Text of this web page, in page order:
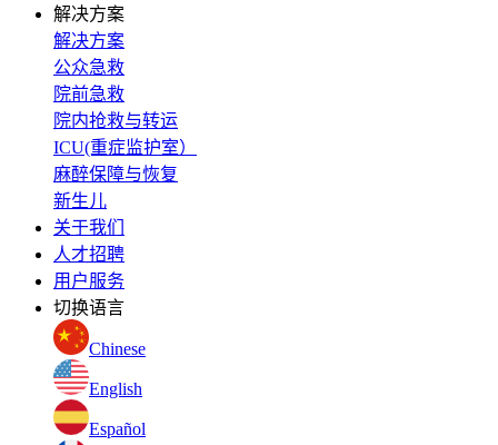
解决方案
解决方案
公众急救
院前急救
院内抢救与转运
ICU(重症监护室）
麻醉保障与恢复
新生儿
关于我们
人才招聘
用户服务
切换语言
Chinese
English
Español